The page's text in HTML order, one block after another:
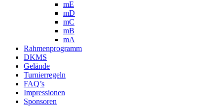
mE
mD
mC
mB
mA
Rahmenprogramm
DKMS
Gelände
Turnierregeln
FAQ’s
Impressionen
Sponsoren